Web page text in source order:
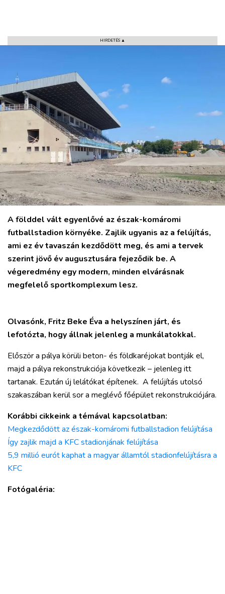
VÁROS
RÉGIÓ
SPORT
KULTÚRA
PODCAST
MIX
HIRDETÉS ▲
A földdel vált egyenlővé az észak-komáromi
futballstadion környéke. Zajlik ugyanis az a felújítás,
ami ez év tavaszán kezdődött meg, és ami a tervek
szerint jövő év augusztusára fejeződik be. A
végeredmény egy modern, minden elvárásnak
megfelelő sportkomplexum lesz.
Olvasónk, Fritz Beke Éva a helyszínen járt, és
lefotózta, hogy állnak jelenleg a munkálatokkal.
Először a pálya körüli beton- és földkaréjokat bontják el,
majd a pálya rekonstrukciója következik – jelenleg itt
tartanak. Ezután új lelátókat építenek. A felújítás utolsó
szakaszában kerül sor a meglévő főépület rekonstrukciójára.
Korábbi cikkeink a témával kapcsolatban:
Megkezdődött az észak-komáromi futballstadion felújítása
Így zajlik majd a KFC stadionjának felújítása
5,9 millió eurót kaphat a magyar államtól stadionfelújításra a
KFC
Fotógaléria: